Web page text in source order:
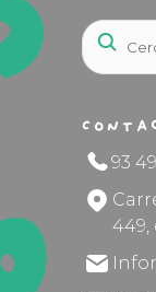
93
449,